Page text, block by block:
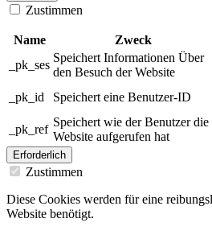
Zustimmen
Name Zweck
_pk_ses
Speichert Informationen Über
den Besuch der Website
_pk_id Speichert eine Benutzer-ID
_pk_ref
Speichert wie der Benutzer die
Website aufgerufen hat
Erforderlich
Zustimmen
Diese Cookies werden für eine
Website benötigt.